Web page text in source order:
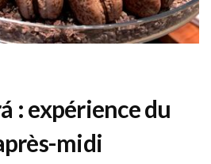
: expérience du
midi